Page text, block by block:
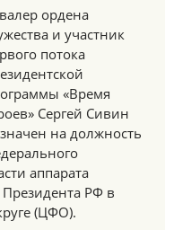
ордена
и участник
потока
«Время
Сергей Сивин
на должность
аппарата
РФ в
(ЦФО).